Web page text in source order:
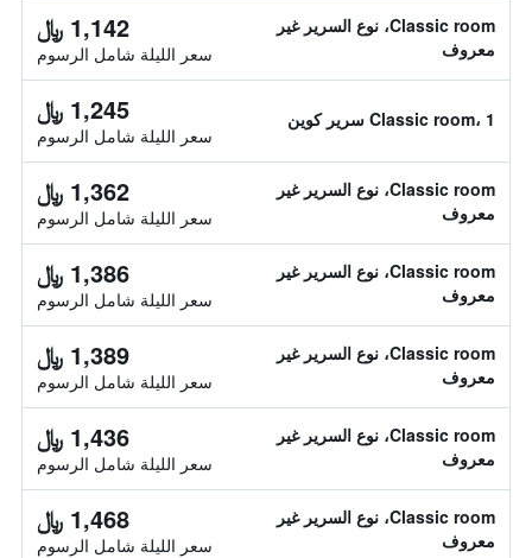
Classic room، نوع السرير غير
معروف
1,142 ﷼
سعر الليلة شامل الرسوم
Classic room، 1 سرير كوين 1,245 ﷼
سعر الليلة شامل الرسوم
Classic room، نوع السرير غير
معروف
1,362 ﷼
سعر الليلة شامل الرسوم
Classic room، نوع السرير غير
معروف
1,386 ﷼
سعر الليلة شامل الرسوم
Classic room، نوع السرير غير
معروف
1,389 ﷼
سعر الليلة شامل الرسوم
Classic room، نوع السرير غير
معروف
1,436 ﷼
سعر الليلة شامل الرسوم
Classic room، نوع السرير غير
معروف
1,468 ﷼
سعر الليلة شامل الرسوم